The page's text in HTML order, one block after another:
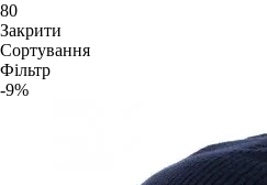
80
Закрити
Сортування
Фільтр
-9%